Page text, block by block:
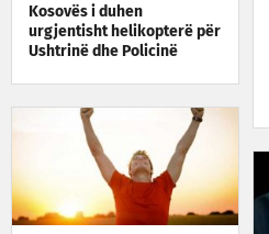
Kosovës i duhen
urgjentisht helikopterë për
Ushtrinë dhe Policinë